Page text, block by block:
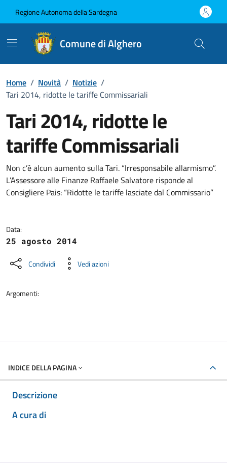
Regione Autonoma della Sardegna
Comune di Alghero
Home / Novità / Notizie /
Tari 2014, ridotte le tariffe Commissariali
Tari 2014, ridotte le
tariffe Commissariali
Dettagli della notizia
Non c’è alcun aumento sulla Tari. “Irresponsabile allarmismo”.
L’Assessore alle Finanze Raffaele Salvatore risponde al
Consigliere Pais: “Ridotte le tariffe lasciate dal Commissario”
Data:
25 agosto 2014
Condividi Vedi azioni
Argomenti:
INDICE DELLA PAGINA
Descrizione
A cura di